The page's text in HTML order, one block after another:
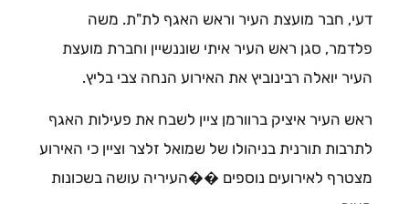
דעי, חבר מועצת העיר וראש האגף לת"ת. משה
פלדמר, סגן ראש העיר איתי שוננשיין וחברת מועצת
העיר יואלה רבינוביץ את האירוע הנחה צבי בליץ.
ראש העיר איציק ברוורמן ציין לשבח את פעילות האגף
לתרבות תורנית בניהולו של שמואל זלצר וציין כי האירוע
מצטרף לאירועים נוספים ��העיריה עושה בשכונות